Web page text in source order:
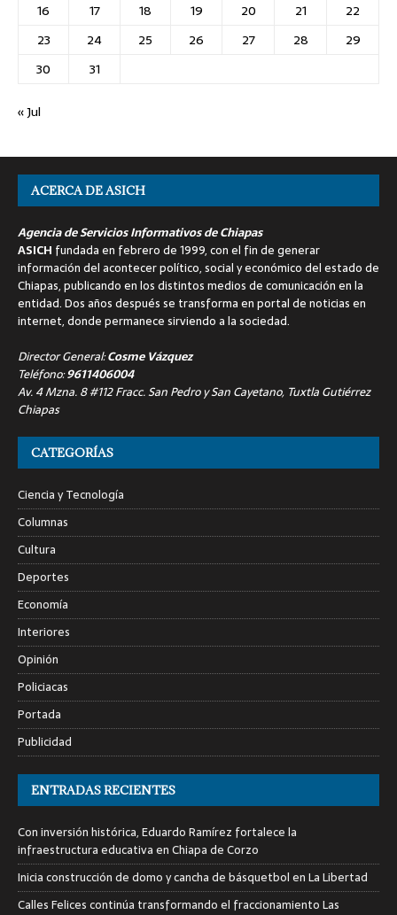
16
17 18 19 20 21
22
23
24 25 26 27 28
29
30
31
« Jul
ACERCA DE ASICH
Agencia de Servicios Informativos de Chiapas
ASICH fundada en febrero de 1999, con el fin de generar
información del acontecer político, social y económico del estado de
Chiapas, publicando en los distintos medios de comunicación en la
entidad. Dos años después se transforma en portal de noticias en
internet, donde permanece sirviendo a la sociedad.
Director General:Cosme Vázquez
Teléfono:9611406004
Av. 4 Mzna. 8 #112 Fracc. San Pedro y San Cayetano, Tuxtla Gutiérrez
Chiapas
CATEGORÍAS
Ciencia y Tecnología
Columnas
Cultura
Deportes
Economía
Interiores
Opinión
Policiacas
Portada
Publicidad
ENTRADAS RECIENTES
Con inversión histórica, Eduardo Ramírez fortalece la
infraestructura educativa en Chiapa de Corzo
Inicia construcción de domo y cancha de básquetbol en La Libertad
Calles Felices continúa transformando el fraccionamiento Las